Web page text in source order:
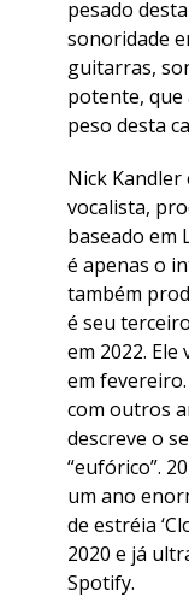
pesado
sonoridade
guitarras,
potente, que
peso desta
Nick
vocalista,
baseado em
é apenas o
também
é seu
em 2022. Ele
em
com outros
descreve o
“eufórico”.
um ano
de estréia
2020 e já
Spotify.